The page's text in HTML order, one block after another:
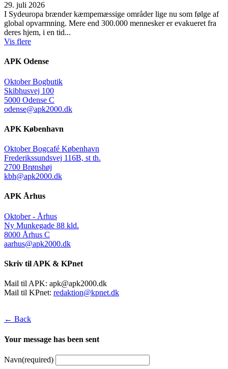
29. juli 2026
I Sydeuropa brænder kæmpemæssige områder lige nu som følge af
global opvarmning. Mere end 300.000 mennesker er evakueret fra
deres hjem, i en tid...
Vis flere
APK Odense
Oktober Bogbutik
Skibhusvej 100
5000 Odense C
odense@apk2000.dk
APK København
Oktober Bogcafé København
Frederikssundsvej 116B, st th.
2700 Brønshøj
kbh@apk2000.dk
APK Århus
Oktober - Århus
Ny Munkegade 88 kld.
8000 Århus C
aarhus@apk2000.dk
Skriv til APK & KPnet
Mail til APK: apk@apk2000.dk
Mail til KPnet: redaktion@kpnet.dk
← Back
Your message has been sent
Navn(required)